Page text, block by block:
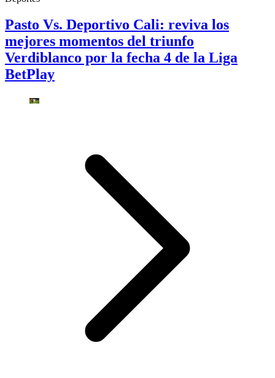
Pasto Vs. Deportivo Cali: reviva los
mejores momentos del triunfo
Verdiblanco por la fecha 4 de la Liga
BetPlay